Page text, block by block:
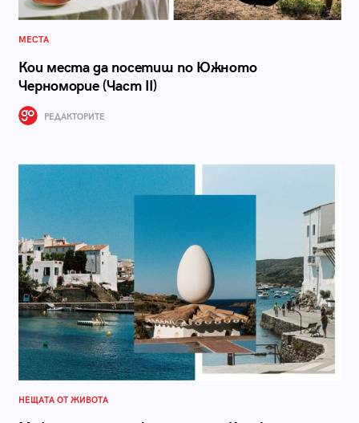
МЕСТА
Кои места да посетиш по Южното
Черноморие (Част II)
РЕДАКТОРИТЕ
НЕЩАТА ОТ ЖИВОТА